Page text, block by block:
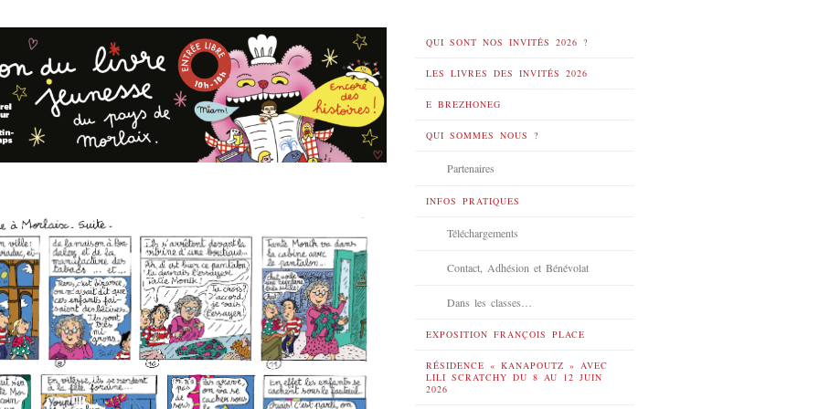
QUI SONT NOS INVITÉS 2026 ?
LES LIVRES DES INVITÉS 2026
E BREZHONEG
QUI SOMMES NOUS ?
Partenaires
INFOS PRATIQUES
Téléchargements
Contact, Adhésion et Bénévolat
Dans les classes…
EXPOSITION FRANÇOIS PLACE
RÉSIDENCE « KANAPOUTZ » AVEC
LILI SCRATCHY DU 8 AU 12 JUIN
2026